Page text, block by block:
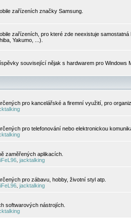
zařízeních značky Samsung.
zařízeních, pro které zde neexistuje
Yakumo, ...).
související nějak s hardwarem pro Windows
pro kancelářské a firemní využití, pro
pro telefonování nebo elektronickou
zaměřených aplikacích.
jacktalking
pro zábavu, hobby, životní styl atp.
jacktalking
softwarových nástrojích.